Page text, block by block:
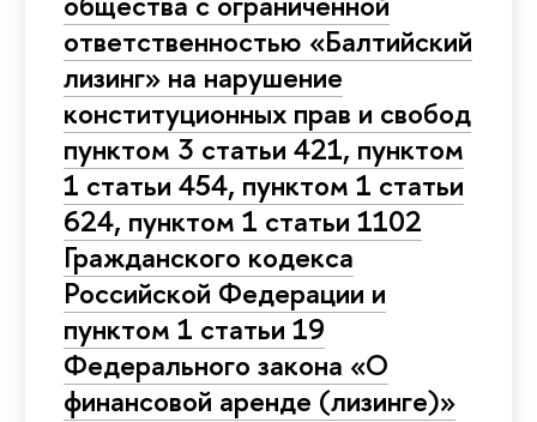
ответственностью «Балтийский
лизинг» на нарушение
конституционных прав и свобод
пунктом 3 статьи 421, пунктом
1 статьи 454, пунктом 1 статьи
624, пунктом 1 статьи 1102
Гражданского кодекса
Российской Федерации и
пунктом 1 статьи 19
Федерального закона «О
финансовой аренде (лизинге)»